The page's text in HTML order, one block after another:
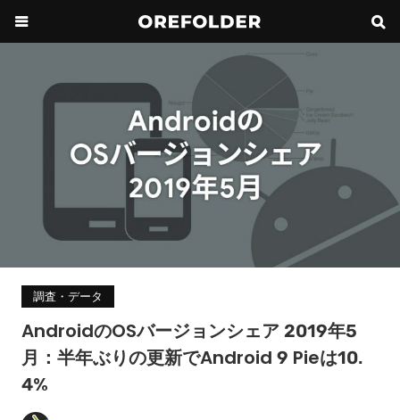
調査・データ
AndroidのOSバージョンシェア 2019年5
月：半年ぶりの更新でAndroid 9 Pieは10.
4%